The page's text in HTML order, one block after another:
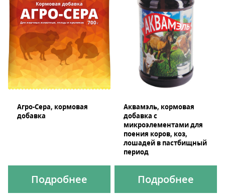
Агро-Сера, кормовая
добавка
Подробнее
Аквамэль, кормовая
добавка с
микроэлементами для
поения коров, коз,
лошадей в пастбищный
период
Подробнее